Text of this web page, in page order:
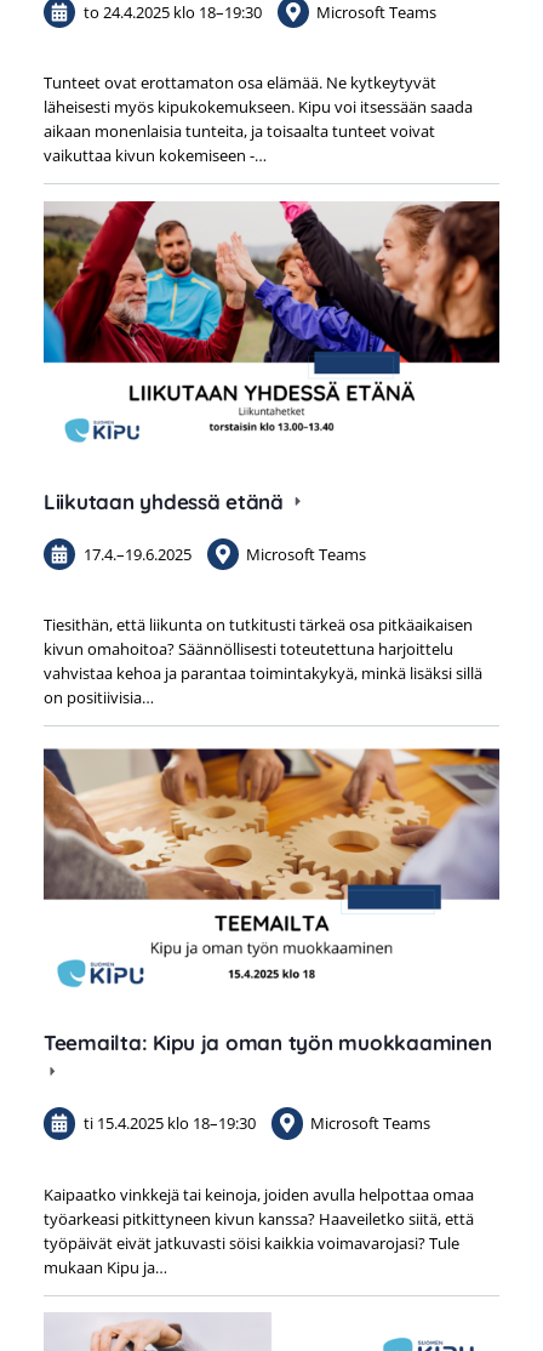
to 24.4.2025 klo 18–19:30 Microsoft Teams
Tunteet ovat erottamaton osa elämää. Ne kytkeytyvät
läheisesti myös kipukokemukseen. Kipu voi itsessään saada
aikaan monenlaisia tunteita, ja toisaalta tunteet voivat
vaikuttaa kivun kokemiseen -…
Liikutaan yhdessä etänä
17.4.–19.6.2025 Microsoft Teams
Tiesithän, että liikunta on tutkitusti tärkeä osa pitkäaikaisen
kivun omahoitoa? Säännöllisesti toteutettuna harjoittelu
vahvistaa kehoa ja parantaa toimintakykyä, minkä lisäksi sillä
on positiivisia…
Teemailta: Kipu ja oman työn muokkaaminen
ti 15.4.2025 klo 18–19:30 Microsoft Teams
Kaipaatko vinkkejä tai keinoja, joiden avulla helpottaa omaa
työarkeasi pitkittyneen kivun kanssa? Haaveiletko siitä, että
työpäivät eivät jatkuvasti söisi kaikkia voimavarojasi? Tule
mukaan Kipu ja…